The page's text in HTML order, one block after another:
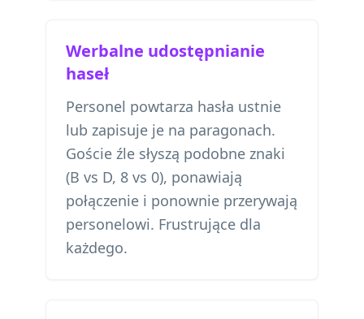
Werbalne udostępnianie
haseł
Personel powtarza hasła ustnie
lub zapisuje je na paragonach.
Goście źle słyszą podobne znaki
(B vs D, 8 vs 0), ponawiają
połączenie i ponownie przerywają
personelowi. Frustrujące dla
każdego.